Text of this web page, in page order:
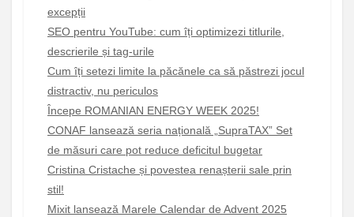
excepții
SEO pentru YouTube: cum îți optimizezi titlurile,
descrierile și tag-urile
Cum îți setezi limite la păcănele ca să păstrezi jocul
distractiv, nu periculos
Începe ROMANIAN ENERGY WEEK 2025!
CONAF lansează seria națională „SupraTAX” Set
de măsuri care pot reduce deficitul bugetar
Cristina Cristache și povestea renașterii sale prin
stil!
Mixit lansează Marele Calendar de Advent 2025